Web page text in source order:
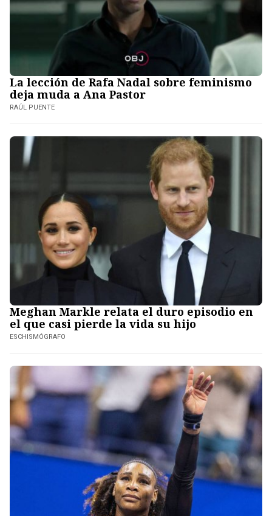
La lección de Rafa Nadal sobre feminismo
deja muda a Ana Pastor
RAÚL PUENTE
Meghan Markle relata el duro episodio en
el que casi pierde la vida su hijo
ESCHISMÓGRAFO